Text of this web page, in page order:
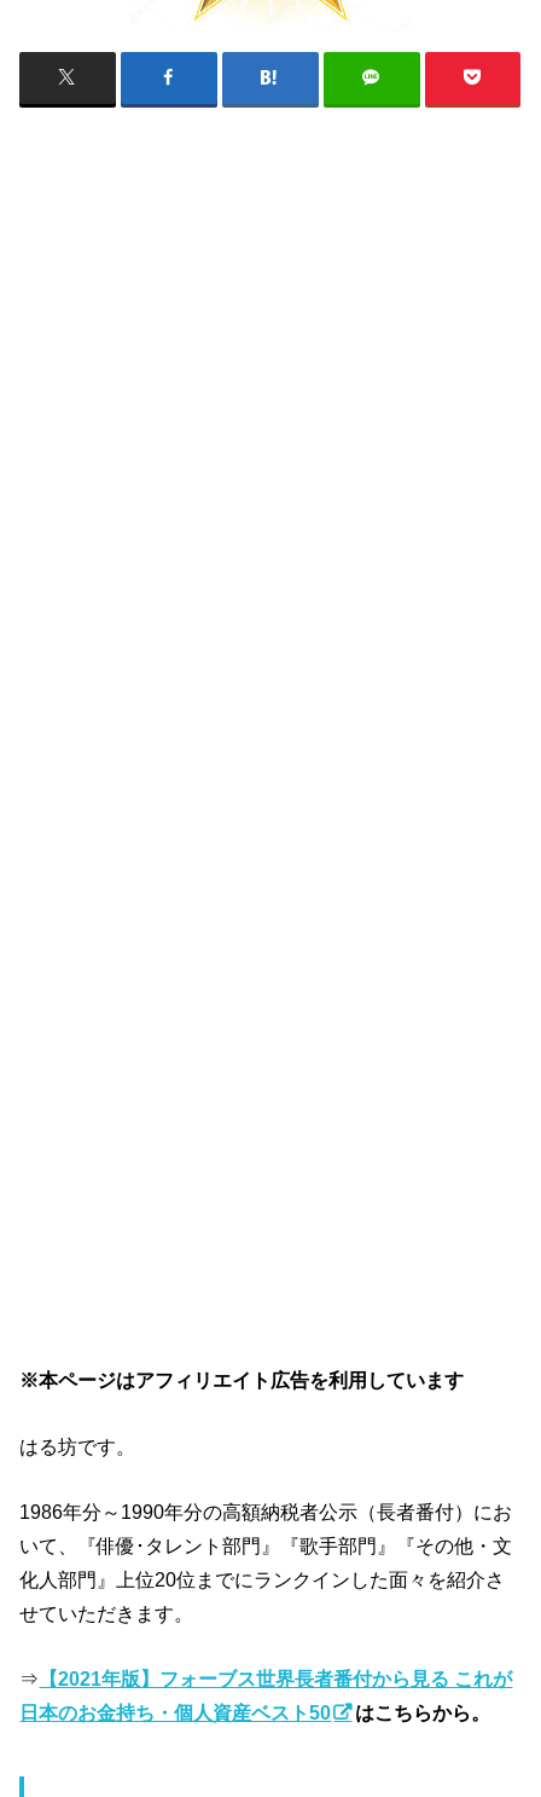
※本ページはアフィリエイト広告を利用しています
はる坊です。
1986年分～1990年分の高額納税者公示（長者番付）にお
いて、『俳優･タレント部門』『歌手部門』『その他・文
化人部門』上位20位までにランクインした面々を紹介さ
せていただきます。
⇒ 【2021年版】フォーブス世界長者番付から見る これが
日本のお金持ち・個人資産ベスト50
はこちらから。